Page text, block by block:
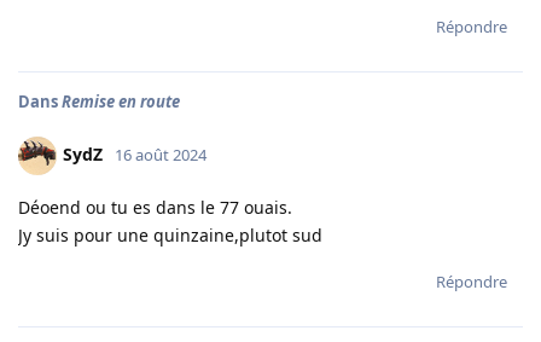
Répondre
DansRemise en route
SydZ 16 août 2024
Déoend ou tu es dans le 77 ouais.
Jy suis pour une quinzaine,plutot sud
Répondre